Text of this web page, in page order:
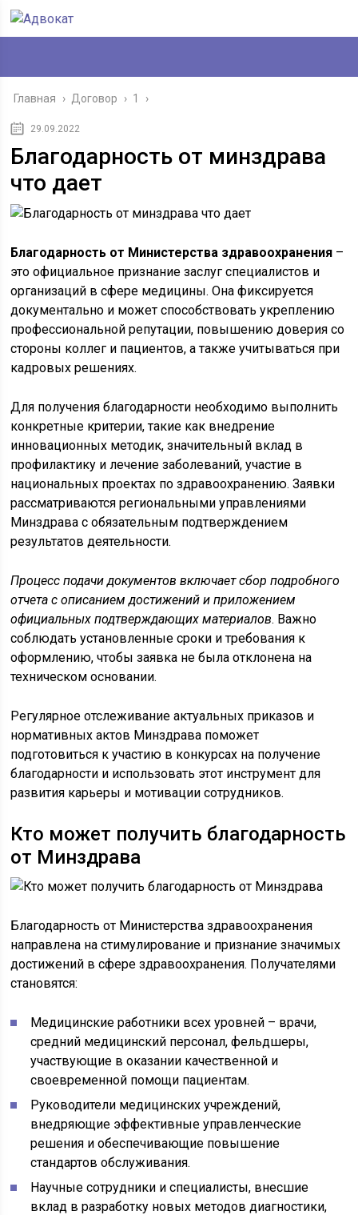
Главная › Договор › 1 ›
29.09.2022
Благодарность от минздрава
что дает
Благодарность от Министерства здравоохранения –
это официальное признание заслуг специалистов и
организаций в сфере медицины. Она фиксируется
документально и может способствовать укреплению
профессиональной репутации, повышению доверия со
стороны коллег и пациентов, а также учитываться при
кадровых решениях.
Для получения благодарности необходимо выполнить
конкретные критерии, такие как внедрение
инновационных методик, значительный вклад в
профилактику и лечение заболеваний, участие в
национальных проектах по здравоохранению. Заявки
рассматриваются региональными управлениями
Минздрава с обязательным подтверждением
результатов деятельности.
Процесс подачи документов включает сбор подробного
отчета с описанием достижений и приложением
официальных подтверждающих материалов. Важно
соблюдать установленные сроки и требования к
оформлению, чтобы заявка не была отклонена на
техническом основании.
Регулярное отслеживание актуальных приказов и
нормативных актов Минздрава поможет
подготовиться к участию в конкурсах на получение
благодарности и использовать этот инструмент для
развития карьеры и мотивации сотрудников.
Кто может получить благодарность
от Минздрава
Благодарность от Министерства здравоохранения
направлена на стимулирование и признание значимых
достижений в сфере здравоохранения. Получателями
становятся:
Медицинские работники всех уровней – врачи,
средний медицинский персонал, фельдшеры,
участвующие в оказании качественной и
своевременной помощи пациентам.
Руководители медицинских учреждений,
внедряющие эффективные управленческие
решения и обеспечивающие повышение
стандартов обслуживания.
Научные сотрудники и специалисты, внесшие
вклад в разработку новых методов диагностики,